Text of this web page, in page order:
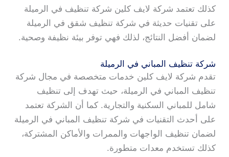
كذلك تعتمد شركة لايف كلين شركة تنظيف في الرميلة
على تقنيات حديثة في شركة تنظيف شقق في الرميلة
لضمان أفضل النتائج، لذلك فهي توفر بيئة نظيفة وصحية.
شركة تنظيف المباني في الرميلة
تقدم شركة لايف كلين خدمات متخصصة في مجال شركة
تنظيف المباني في الرميلة، حيث تهدف إلى تنظيف
شامل للمباني السكنية والتجارية. كما أن الشركة تعتمد
على أحدث التقنيات في شركة تنظيف المباني في الرميلة
لضمان تنظيف الواجهات والممرات والأماكن المشتركة،
كذلك تستخدم معدات متطورة.